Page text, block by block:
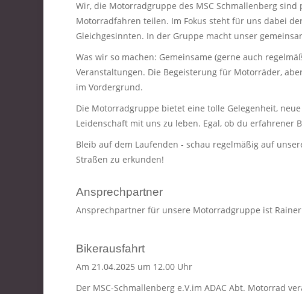
Wir, die Motorradgruppe des MSC Schmallenberg
Motorradfahren teilen. Im Fokus steht für uns dabei
Gleichgesinnten. In der Gruppe macht unser
Was wir so machen: Gemeinsame (gerne auch
Veranstaltungen. Die Begeisterung für Motorräder,
im Vordergrund.
Die Motorradgruppe bietet eine tolle Gelegenheit,
Leidenschaft mit uns zu leben. Egal, ob du
Bleib auf dem Laufenden - schau regelmäßig auf
Straßen zu erkunden!
Ansprechpartner
Ansprechpartner für unsere Motorradgruppe ist
Bikerausfahrt
Am 21.04.2025 um 12.00 Uhr
Der MSC-Schmallenberg e.V.im ADAC Abt. Motorrad